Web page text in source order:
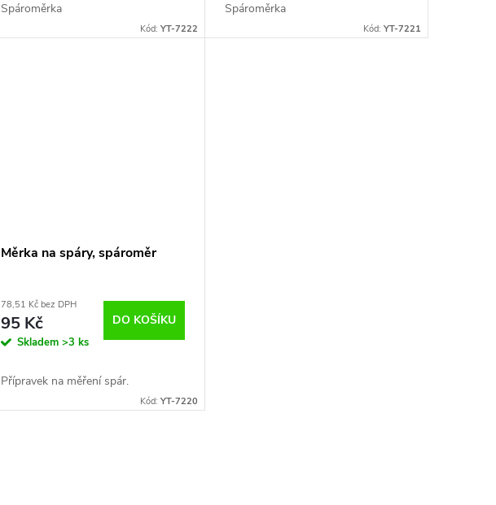
Spároměrka
Kód: YT-7222
Spároměrka
Kód: YT-7221
Měrka na spáry, spároměr
78,51 Kč bez DPH
95 Kč
Skladem>3 ks
DO KOŠÍKU
Přípravek na měření spár.
Kód: YT-7220